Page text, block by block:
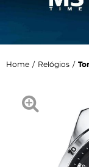
Home Relógios